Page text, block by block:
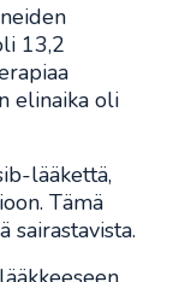
13,2
elinaika oli
lääkettä,
Tämä
sairastavista.